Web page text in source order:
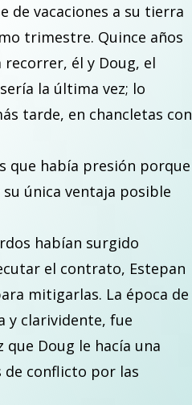
de vacaciones a su tierra
trimestre. Quince años
él y Doug, el
la última vez; lo
tarde, en chancletas con
que había presión porque
única ventaja posible
habían surgido
el contrato, Estepan
mitigarlas. La época de
y clarividente, fue
que Doug le hacía una
de conflicto por las